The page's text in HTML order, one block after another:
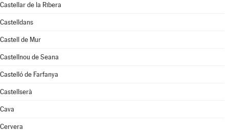
Castellar de la Ribera
Castelldans
Castell de Mur
Castellnou de Seana
Castelló de Farfanya
Castellserà
Cava
Cervera